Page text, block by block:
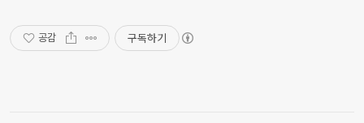
공감 구독하기